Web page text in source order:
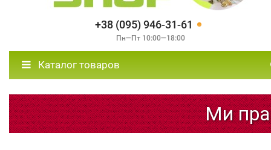
+38 (095) 946-31-61
Пн—Пт 10:00—18:00
Каталог товаров
Ми